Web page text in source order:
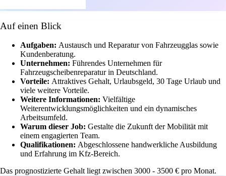
Auf einen Blick
Aufgaben: Austausch und Reparatur von Fahrzeugglas sowie
Kundenberatung.
Unternehmen: Führendes Unternehmen für
Fahrzeugscheibenreparatur in Deutschland.
Vorteile: Attraktives Gehalt, Urlaubsgeld, 30 Tage Urlaub und
viele weitere Vorteile.
Weitere Informationen: Vielfältige
Weiterentwicklungsmöglichkeiten und ein dynamisches
Arbeitsumfeld.
Warum dieser Job: Gestalte die Zukunft der Mobilität mit
einem engagierten Team.
Qualifikationen: Abgeschlossene handwerkliche Ausbildung
und Erfahrung im Kfz-Bereich.
Das prognostizierte Gehalt liegt zwischen 3000 - 3500 € pro Monat.